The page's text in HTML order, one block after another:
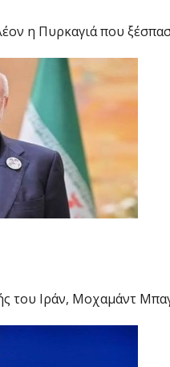
η Πυρκαγιά που
του Ιράν, Μοχαμάντ